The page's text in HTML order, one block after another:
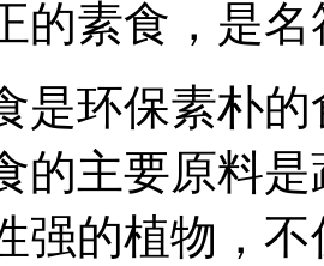
的素食，是
是环保素朴
的主要原料
强的植物，